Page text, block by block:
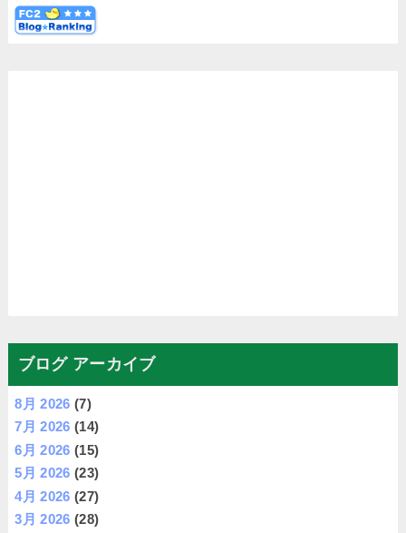
ブログ アーカイブ
8月 2026 (7)
7月 2026 (14)
6月 2026 (15)
5月 2026 (23)
4月 2026 (27)
3月 2026 (28)